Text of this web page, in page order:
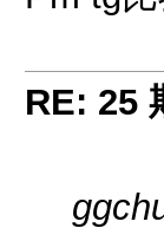
RE: 25